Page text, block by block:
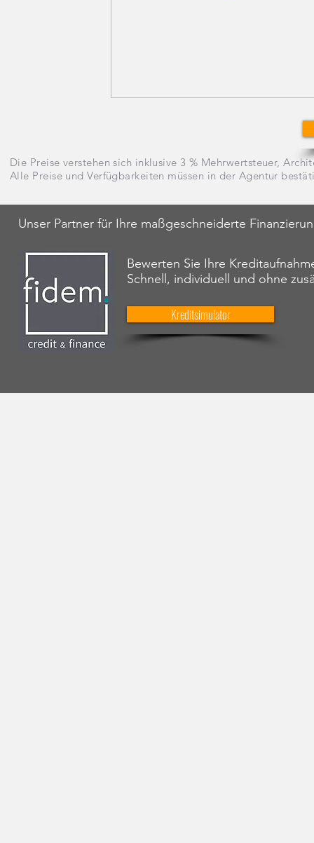
Die Preise verstehen sich inklusive 3 % Mehrwertsteuer,
Alle Preise und Verfügbarkeiten müssen in der Agentur
Unser Partner für Ihre maßgeschneiderte
Bewerten Sie Ihre
Schnell, individuell und ohne
Kreditsimulator